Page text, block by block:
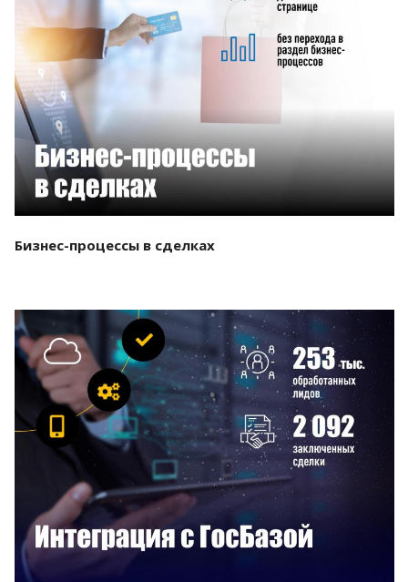
Бизнес-процессы в сделках
Смотреть проект